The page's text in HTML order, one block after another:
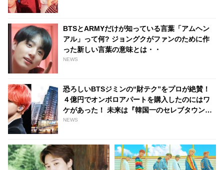
BTSとARMYだけが知っている言葉「アムヘン
アル」って何? ジョングクがファンのために作
った新しい言葉の意味とは・・
NEWS
恐ろしいBTSジミンの“財テク”をプロが絶賛！
４億円でオンボロアパートを購入したのにはワ
ケがあった！ 未来は『韓国一のセレブタウン』
の地主になるってホント？
NEWS